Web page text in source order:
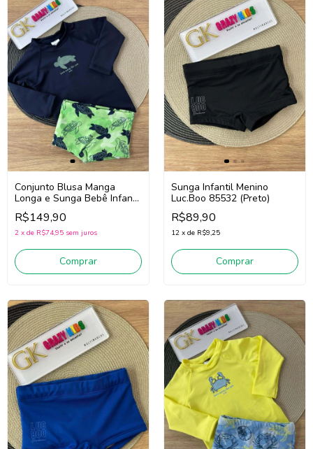
Conjunto Blusa Manga
Longa e Sunga Bebê Infantil
Menino Luc.Boo 85540
(Marinho/Verde)
R$149,90
2 x de R$74,95 sem juros
Comprar
Sunga Infantil Menino
Luc.Boo 85532 (Preto)
R$89,90
12 x de R$9,25
Comprar